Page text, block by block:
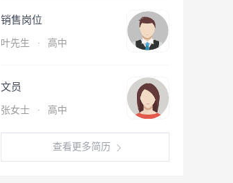
销售岗位
叶先生 · 高中
文员
张女士 · 高中
查看更多简历